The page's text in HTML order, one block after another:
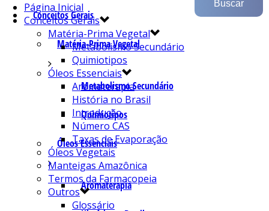
Conceitos Gerais
Matéria-Prima Vegetal
Metabolismo Secundário
Quimiotipos
Óleos Essenciais
Aromaterapia
Página Inicial
Conceitos Gerais
Matéria-Prima Vegetal
Metabolismo Secundário
Quimiotipos
Óleos Essenciais
Aromaterapia
História no Brasil
Introdução
Número CAS
Taxas de Evaporação
Óleos Vegetais
Manteigas Amazônica
Termos da Farmacopeia
Outros
Glossário